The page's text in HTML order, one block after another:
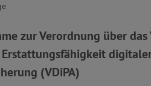
zur Verordnung über
(VDiPA)